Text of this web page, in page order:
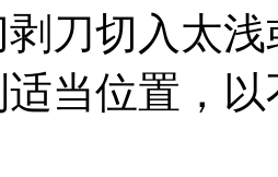
切入太浅
当位置，